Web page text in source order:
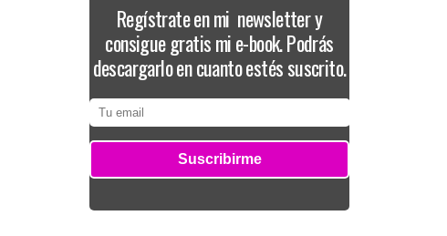
Regístrate en mi newsletter y
consigue gratis mi e-book. Podrás
descargarlo en cuanto estés suscrito.